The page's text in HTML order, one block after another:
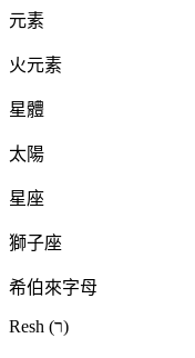
元素
火元素
星體
太陽
星座
獅子座
希伯來字母
Resh (ר)